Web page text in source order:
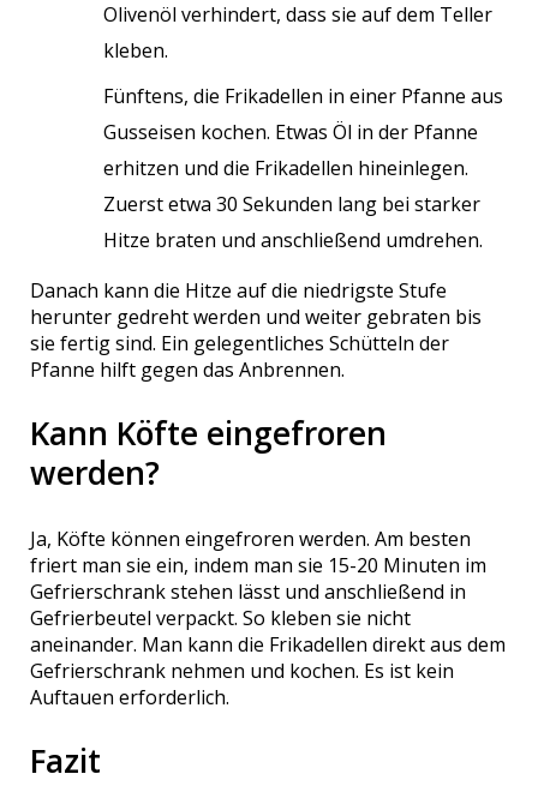
Olivenöl verhindert, dass sie auf dem Teller
kleben.
Fünftens, die Frikadellen in einer Pfanne aus
Gusseisen kochen. Etwas Öl in der Pfanne
erhitzen und die Frikadellen hineinlegen.
Zuerst etwa 30 Sekunden lang bei starker
Hitze braten und anschließend umdrehen.
Danach kann die Hitze auf die niedrigste Stufe
herunter gedreht werden und weiter gebraten bis
sie fertig sind. Ein gelegentliches Schütteln der
Pfanne hilft gegen das Anbrennen.
Kann Köfte eingefroren
werden?
Ja, Köfte können eingefroren werden. Am besten
friert man sie ein, indem man sie 15-20 Minuten im
Gefrierschrank stehen lässt und anschließend in
Gefrierbeutel verpackt. So kleben sie nicht
aneinander. Man kann die Frikadellen direkt aus dem
Gefrierschrank nehmen und kochen. Es ist kein
Auftauen erforderlich.
Fazit